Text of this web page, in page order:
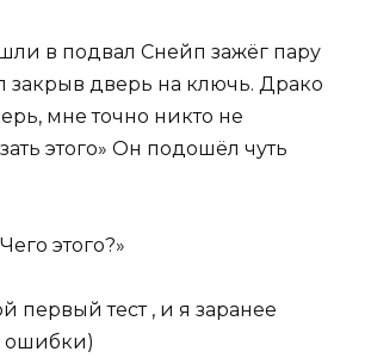
в подвал Снейп зажёг пару
закрыв дверь на ключь. Драко
мне точно никто не
этого» Он подошёл чуть
этого?»
первый тест , и я заранее
ошибки)